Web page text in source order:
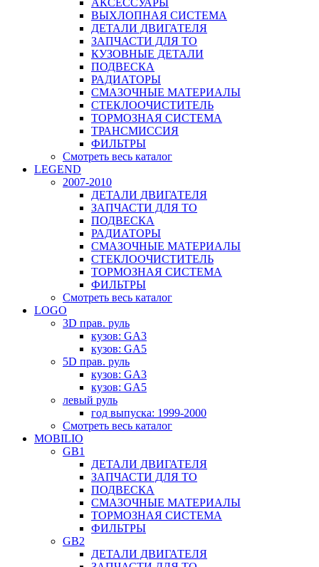
АКСЕССУАРЫ
ВЫХЛОПНАЯ СИСТЕМА
ДЕТАЛИ ДВИГАТЕЛЯ
ЗАПЧАСТИ ДЛЯ ТО
КУЗОВНЫЕ ДЕТАЛИ
ПОДВЕСКА
РАДИАТОРЫ
СМАЗОЧНЫЕ МАТЕРИАЛЫ
СТЕКЛООЧИСТИТЕЛЬ
ТОРМОЗНАЯ СИСТЕМА
ТРАНСМИССИЯ
ФИЛЬТРЫ
Смотреть весь каталог
LEGEND
2007-2010
ДЕТАЛИ ДВИГАТЕЛЯ
ЗАПЧАСТИ ДЛЯ ТО
ПОДВЕСКА
РАДИАТОРЫ
СМАЗОЧНЫЕ МАТЕРИАЛЫ
СТЕКЛООЧИСТИТЕЛЬ
ТОРМОЗНАЯ СИСТЕМА
ФИЛЬТРЫ
Смотреть весь каталог
LOGO
3D прав. руль
кузов: GA3
кузов: GA5
5D прав. руль
кузов: GA3
кузов: GA5
левый руль
год выпуска: 1999-2000
Смотреть весь каталог
MOBILIO
GB1
ДЕТАЛИ ДВИГАТЕЛЯ
ЗАПЧАСТИ ДЛЯ ТО
ПОДВЕСКА
СМАЗОЧНЫЕ МАТЕРИАЛЫ
ТОРМОЗНАЯ СИСТЕМА
ФИЛЬТРЫ
GB2
ДЕТАЛИ ДВИГАТЕЛЯ